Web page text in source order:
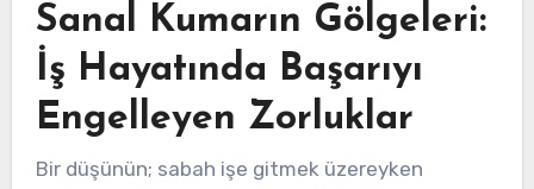
Sanal Kumarın Gölgeleri:
İş Hayatında Başarıyı
Engelleyen Zorluklar
Bir düşünün; sabah işe gitmek üzereyken